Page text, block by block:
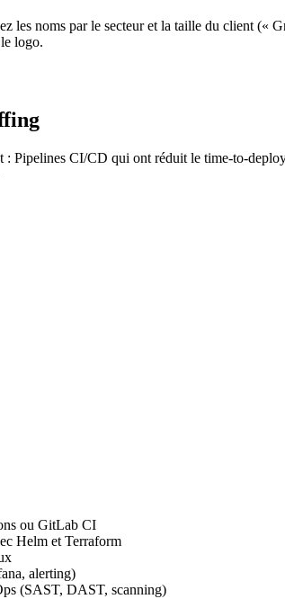
noms par le secteur et la taille du client («
logo.
CI/CD qui ont réduit le time-to-
ou GitLab CI
Helm et Terraform
alerting)
(SAST, DAST, scanning)